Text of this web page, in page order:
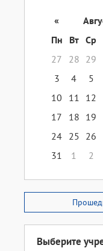
«
Пн
Вт Ср
27
28 29
3
4 5
10
11 12
17
18 19
24 25 26
31
1 2
Выберите